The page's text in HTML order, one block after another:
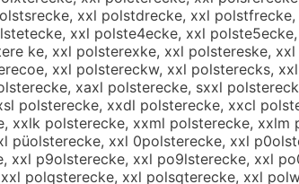
xxl polstdrecke, xxl
xxl polste4ecke, xxl
ke, xxl polsterexke, xxl polstereske,
xxl polstereckw, xxl polsterecks,
xaxl polsterecke, sxxl
polsterecke, xxdl polsterecke, xxcl
polsterecke, xxml polsterecke, xxlm
xxl 0polsterecke, xxl
p9olsterecke, xxl po9lsterecke, xxl
polqsterecke, xxl polsqterecke, xxl